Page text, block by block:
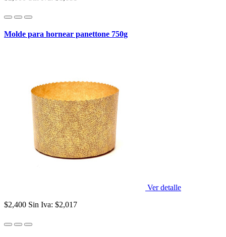
Molde para hornear panettone 750g
Ver detalle
$2,400 Sin Iva: $2,017